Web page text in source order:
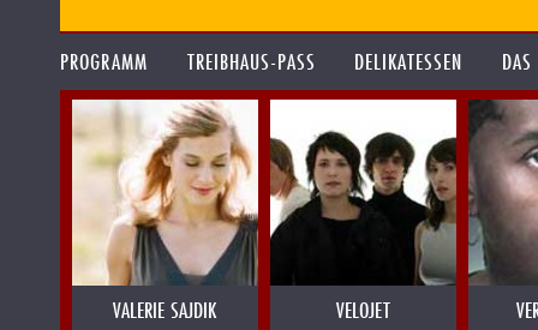
PROGRAMM TREIBHAUS-PASS DELIKATESSEN
VALERIE SAJDIK VELOJET